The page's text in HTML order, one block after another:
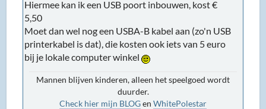
Hiermee kan ik een USB poort inbouwen, kost €
5,50
Moet dan wel nog een USBA-B kabel aan (zo'n USB
printerkabel is dat), die kosten ook iets van 5 euro
bij je lokale computer winkel
Mannen blijven kinderen, alleen het speelgoed wordt
duurder.
Check hier mijn BLOGen WhitePolestar